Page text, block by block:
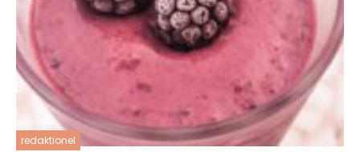
redaktionel